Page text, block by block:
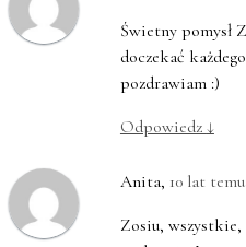
Świetny pomysł
doczekać
pozdrawiam :)
Odpowiedz ↓
Anita, 10 lat temu
Zosiu,